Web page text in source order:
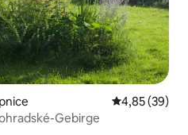
4,85 (39)
Gebirge